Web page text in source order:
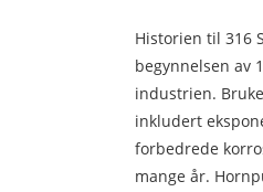
Historien til 316
begynnelsen av
industrien.
inkludert
forbedrede
mange år.